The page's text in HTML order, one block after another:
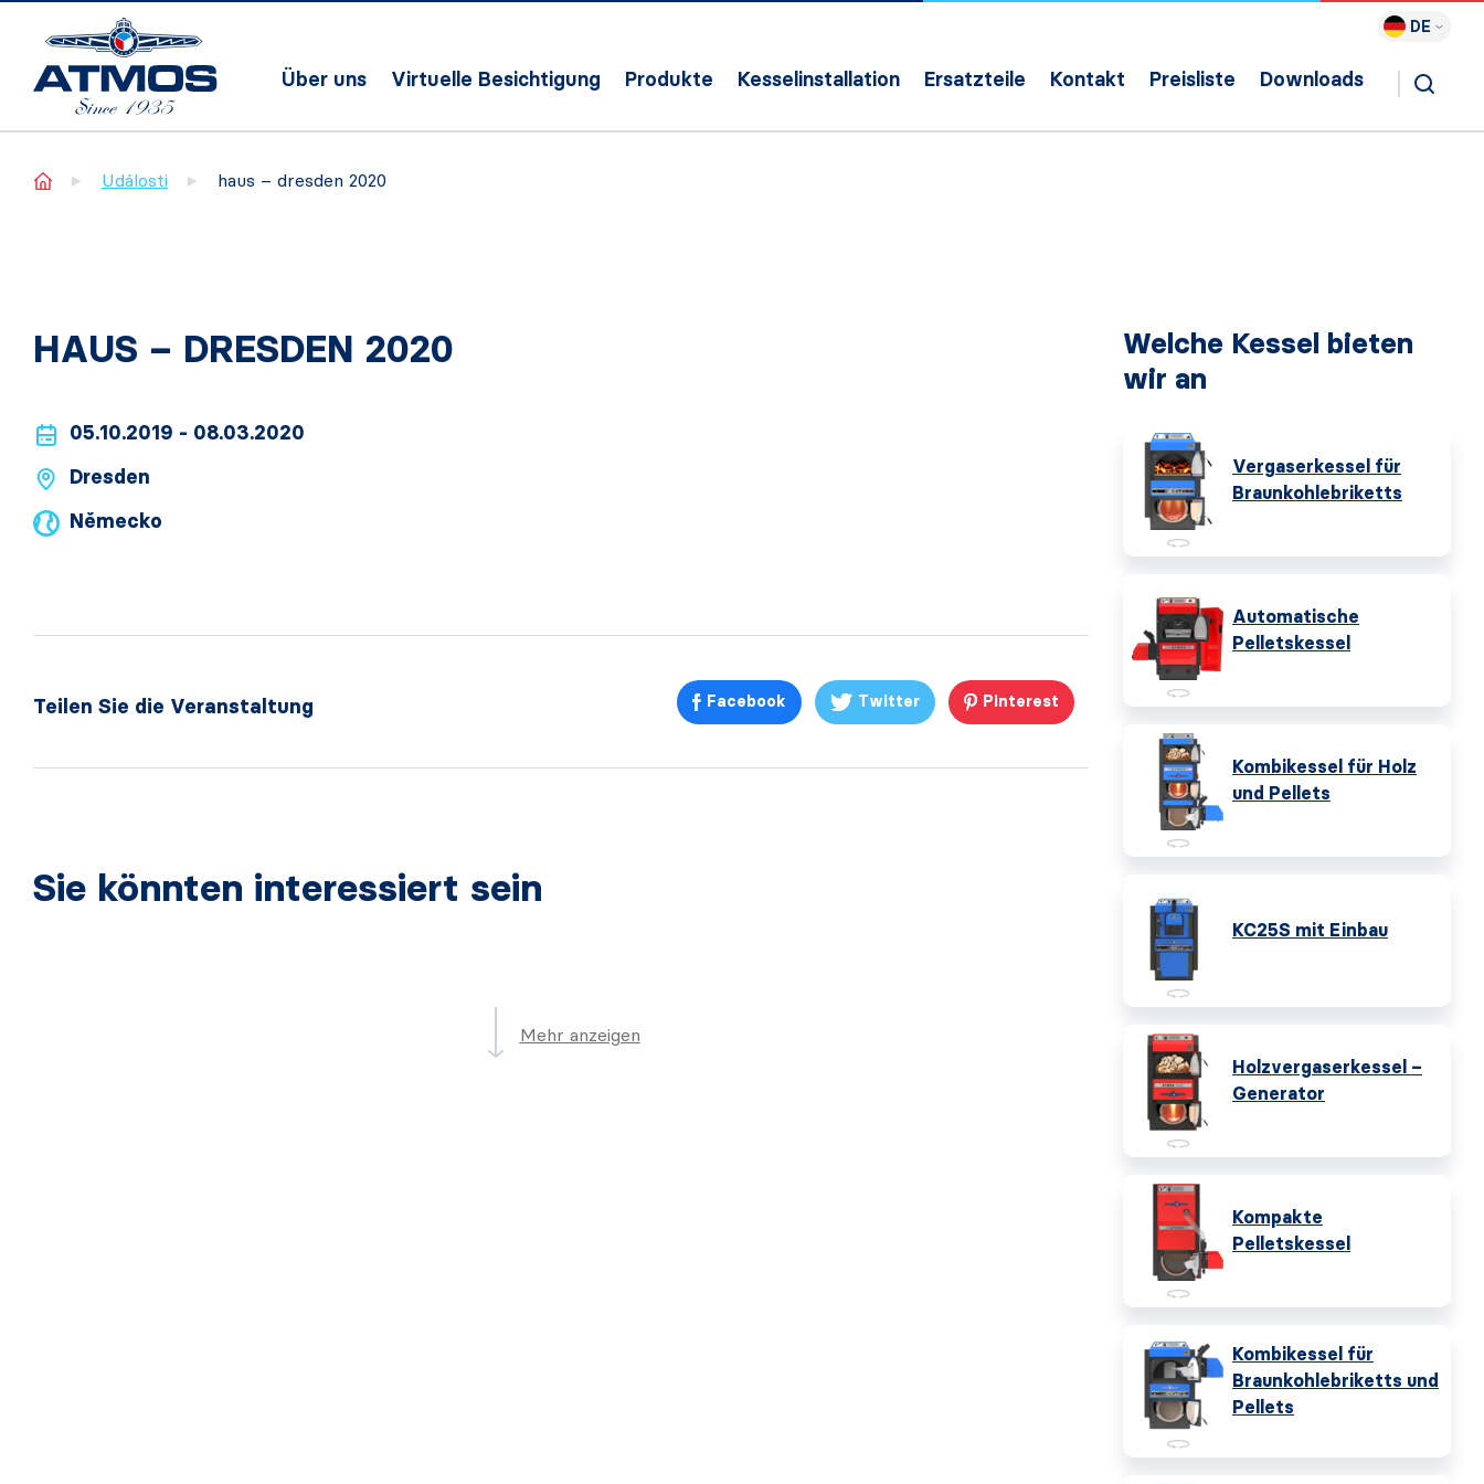
DE
Über uns Virtuelle Besichtigung Produkte Kesselinstallation Ersatzteile Kontakt Preisliste Downloads
Home Události haus – dresden 2020
HAUS – DRESDEN 2020
05.10.2019 - 08.03.2020
Dresden
Německo
Teilen Sie die Veranstaltung Facebook Twitter Pinterest
Sie könnten interessiert sein
Mehr anzeigen
Welche Kessel bieten
wir an
Vergaserkessel für
Braunkohlebriketts
Automatische
Pelletskessel
Kombikessel für Holz
und Pellets
KC25S mit Einbau
Holzvergaserkessel –
Generator
Kompakte
Pelletskessel
Kombikessel für
Braunkohlebriketts und
Pellets